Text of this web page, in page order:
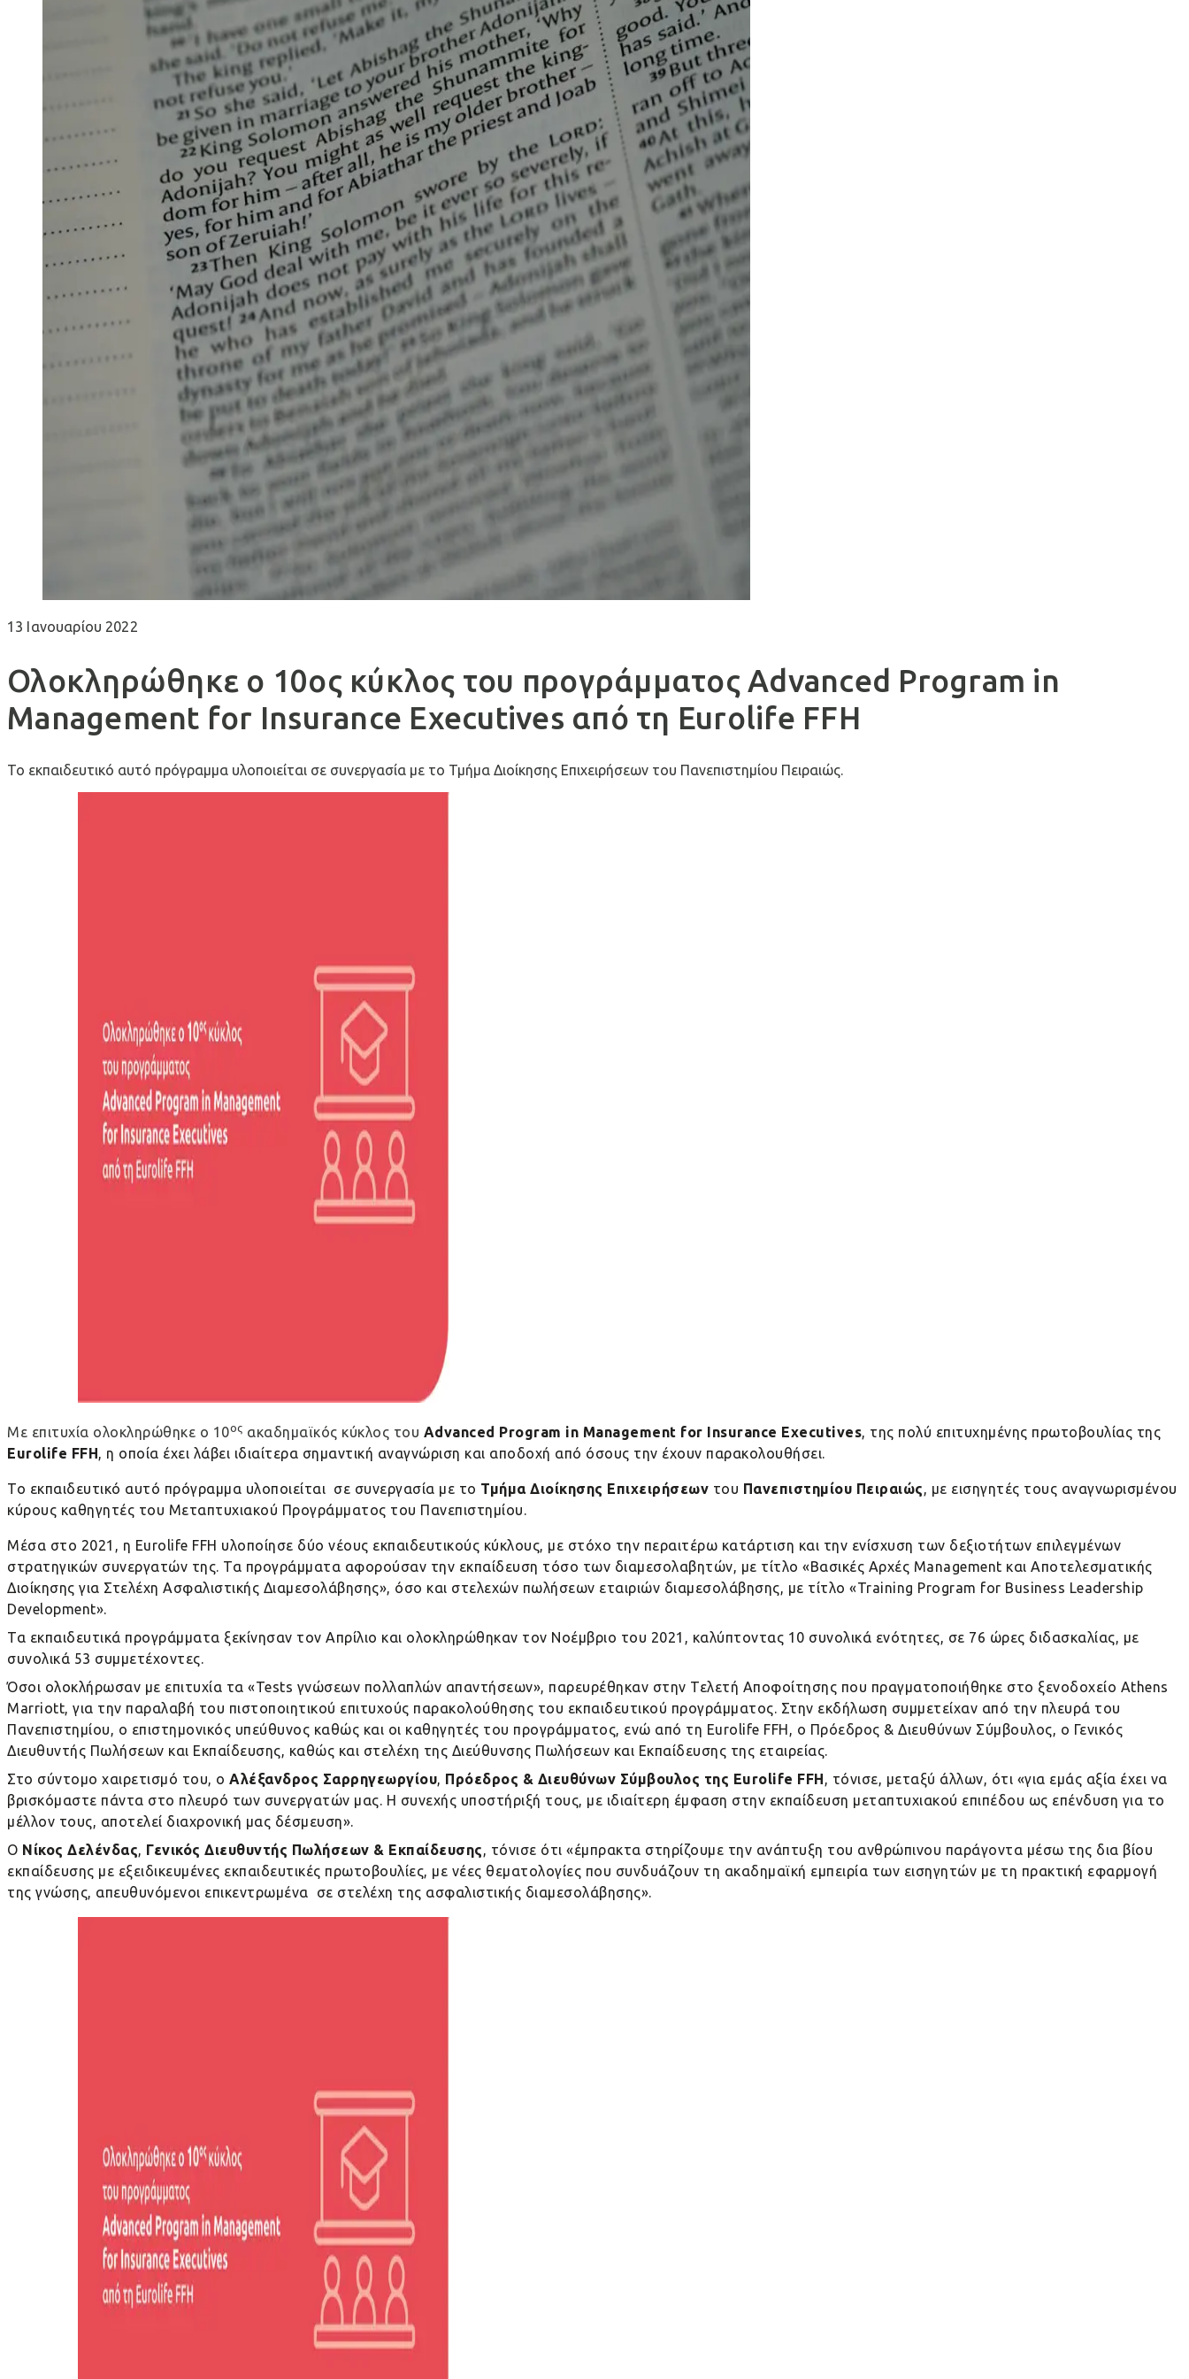
13 Ιανουαρίου 2022
Ολοκληρώθηκε ο 10ος κύκλος του προγράμματος Advanced Program in
Management for Insurance Executives από τη Eurolife FFH
Το εκπαιδευτικό αυτό πρόγραμμα υλοποιείται σε συνεργασία με το Τμήμα Διοίκησης Επιχειρήσεων του Πανεπιστημίου Πειραιώς.
Με επιτυχία ολοκληρώθηκε ο 10ος ακαδημαϊκός κύκλος του Advanced Program in Management for Insurance Executives, της πολύ επιτυχημένης πρωτοβουλίας της
Eurolife FFH, η οποία έχει λάβει ιδιαίτερα σημαντική αναγνώριση και αποδοχή από όσους την έχουν παρακολουθήσει.
Το εκπαιδευτικό αυτό πρόγραμμα υλοποιείται σε συνεργασία με το Τμήμα Διοίκησης Επιχειρήσεων του Πανεπιστημίου Πειραιώς, με εισηγητές τους αναγνωρισμένου
κύρους καθηγητές του Μεταπτυχιακού Προγράμματος του Πανεπιστημίου.
Μέσα στο 2021, η Eurolife FFH υλοποίησε δύο νέους εκπαιδευτικούς κύκλους, με στόχο την περαιτέρω κατάρτιση και την ενίσχυση των δεξιοτήτων επιλεγμένων
στρατηγικών συνεργατών της. Τα προγράμματα αφορούσαν την εκπαίδευση τόσο των διαμεσολαβητών, με τίτλο «Βασικές Αρχές Management και Αποτελεσματικής
Διοίκησης για Στελέχη Ασφαλιστικής Διαμεσολάβησης», όσο και στελεχών πωλήσεων εταιριών διαμεσολάβησης, με τίτλο «Training Program for Business Leadership
Development».
Τα εκπαιδευτικά προγράμματα ξεκίνησαν τον Απρίλιο και ολοκληρώθηκαν τον Νοέμβριο του 2021, καλύπτοντας 10 συνολικά ενότητες, σε 76 ώρες διδασκαλίας, με
συνολικά 53 συμμετέχοντες.
Όσοι ολοκλήρωσαν με επιτυχία τα «Tests γνώσεων πολλαπλών απαντήσεων», παρευρέθηκαν στην Τελετή Αποφοίτησης που πραγματοποιήθηκε στο ξενοδοχείο Athens
Marriott, για την παραλαβή του πιστοποιητικού επιτυχούς παρακολούθησης του εκπαιδευτικού προγράμματος. Στην εκδήλωση συμμετείχαν από την πλευρά του
Πανεπιστημίου, ο επιστημονικός υπεύθυνος καθώς και οι καθηγητές του προγράμματος, ενώ από τη Eurolife FFH, ο Πρόεδρος & Διευθύνων Σύμβουλος, ο Γενικός
Διευθυντής Πωλήσεων και Εκπαίδευσης, καθώς και στελέχη της Διεύθυνσης Πωλήσεων και Εκπαίδευσης της εταιρείας.
Στο σύντομο χαιρετισμό του, ο Αλέξανδρος Σαρρηγεωργίου, Πρόεδρος & Διευθύνων Σύμβουλος της Eurolife FFH, τόνισε, μεταξύ άλλων, ότι «για εμάς αξία έχει να
βρισκόμαστε πάντα στο πλευρό των συνεργατών μας. Η συνεχής υποστήριξή τους, με ιδιαίτερη έμφαση στην εκπαίδευση μεταπτυχιακού επιπέδου ως επένδυση για το
μέλλον τους, αποτελεί διαχρονική μας δέσμευση».
Ο Νίκος Δελένδας, Γενικός Διευθυντής Πωλήσεων & Εκπαίδευσης, τόνισε ότι «έμπρακτα στηρίζουμε την ανάπτυξη του ανθρώπινου παράγοντα μέσω της δια βίου
εκπαίδευσης με εξειδικευμένες εκπαιδευτικές πρωτοβουλίες, με νέες θεματολογίες που συνδυάζουν τη ακαδημαϊκή εμπειρία των εισηγητών με τη πρακτική εφαρμογή
της γνώσης, απευθυνόμενοι επικεντρωμένα σε στελέχη της ασφαλιστικής διαμεσολάβησης».